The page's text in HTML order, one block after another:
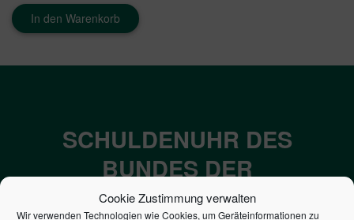
Cookie Zustimmung verwalten
Wir verwenden Technologien wie Cookies, um Geräteinformationen zu
In den Warenkorb
SCHULDENUHR DES
BUNDES DER
STEUERZAHLER